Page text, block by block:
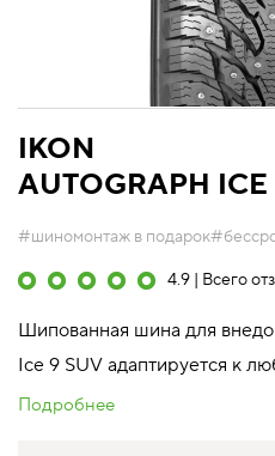
IKON
AUTOGRAPH ICE
#шиномонтаж в подарок
4.9 | Всего
Шипованная шина для
Ice 9 SUV адаптируется к
Подробнее